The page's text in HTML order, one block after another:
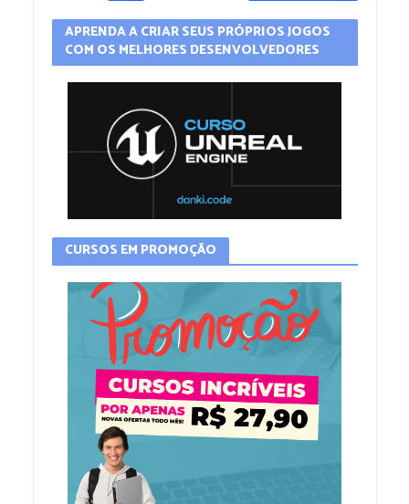
APRENDA A CRIAR SEUS PRÓPRIOS JOGOS
COM OS MELHORES DESENVOLVEDORES
CURSOS EM PROMOÇÃO